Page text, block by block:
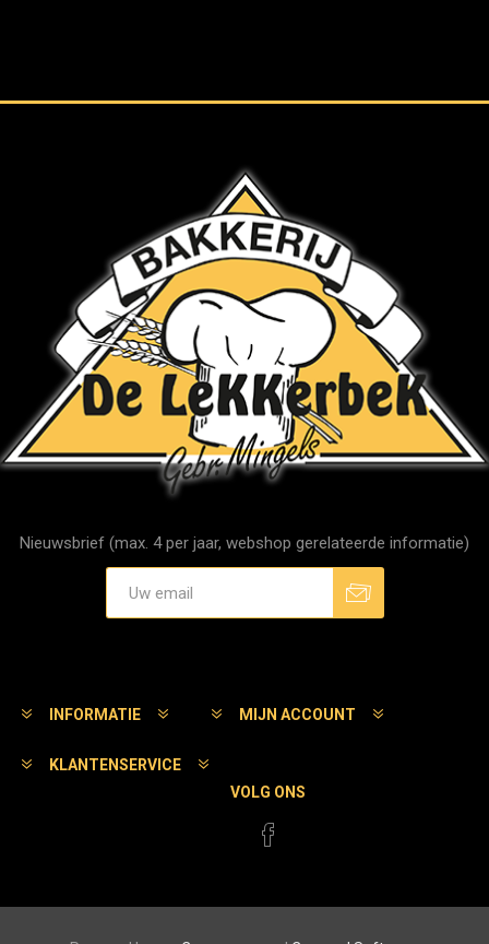
Nieuwsbrief (max. 4 per jaar, webshop gerelateerde informatie)
INFORMATIE MIJN ACCOUNT
KLANTENSERVICE
VOLG ONS